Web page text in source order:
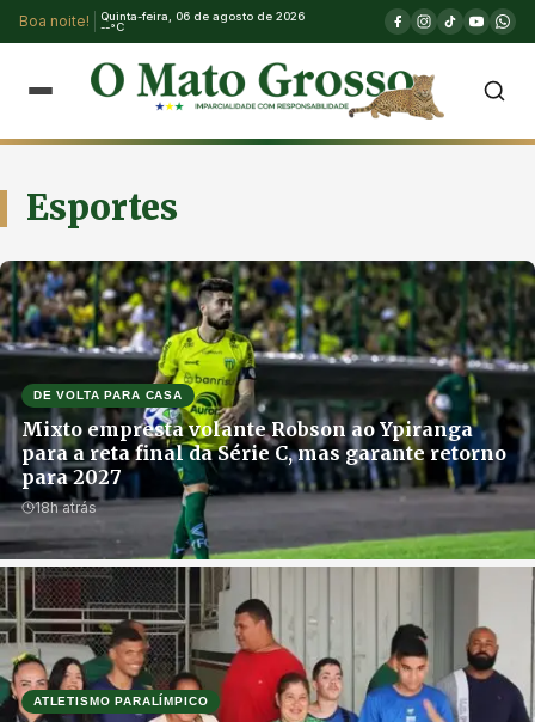
Boa noite!
Quinta-feira, 06 de agosto de 2026
--°C
Esportes
DE VOLTA PARA CASA
Mixto empresta volante Robson ao Ypiranga
para a reta final da Série C, mas garante retorno
para 2027
18h atrás
ATLETISMO PARALÍMPICO